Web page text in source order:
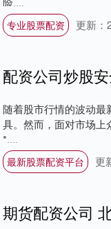
专业股票配资 更新：
配资公司炒股
随着股市行情的波动最
具。然而，面对市场上
*....
最新股票配资平台 更
期货配资公司